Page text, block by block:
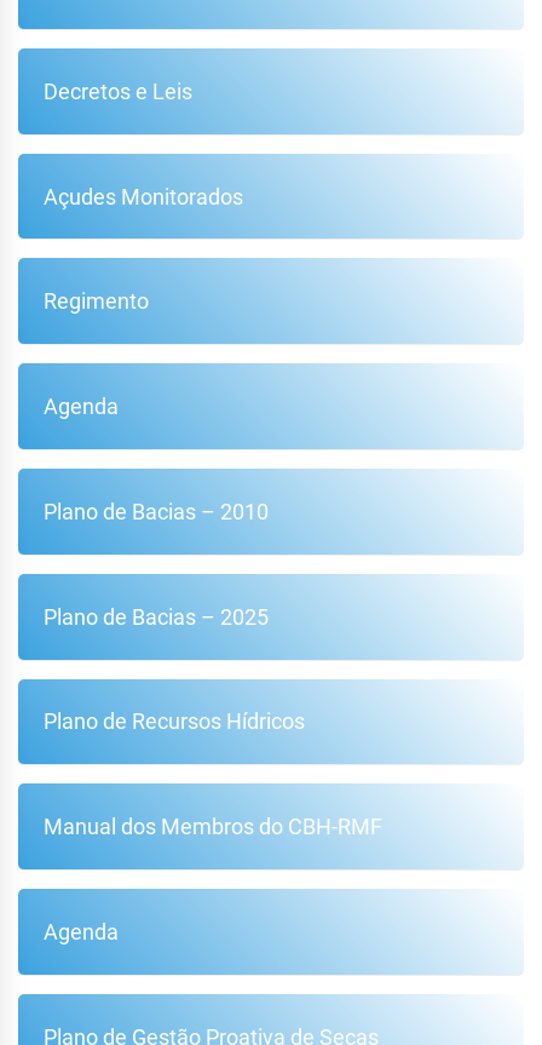
Decretos e Leis
Açudes Monitorados
Regimento
Agenda
Plano de Bacias – 2010
Plano de Bacias – 2025
Plano de Recursos Hídricos
Manual dos Membros do CBH-RMF
Agenda
Plano de Gestão Proativa de Secas